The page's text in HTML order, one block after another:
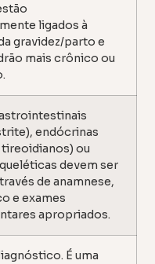
ligados à
gravidez/parto e
mais crônico ou
endócrinas
ou
devem ser
de anamnese,
e exames
apropriados.
É uma